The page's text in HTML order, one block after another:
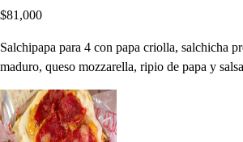
$81,000
Salchipapa para 4 con papa criolla, salchicha
maduro, queso mozzarella, ripio de papa y